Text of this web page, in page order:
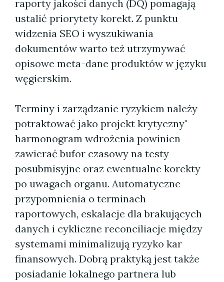
raporty jakości danych (DQ) pomagają
ustalić priorytety korekt. Z punktu
widzenia SEO i wyszukiwania
dokumentów warto też utrzymywać
opisowe meta-dane produktów w języku
węgierskim.
Terminy i zarządzanie ryzykiem należy
potraktować jako projekt krytyczny"
harmonogram wdrożenia powinien
zawierać bufor czasowy na testy
posubmisyjne oraz ewentualne korekty
po uwagach organu. Automatyczne
przypomnienia o terminach
raportowych, eskalacje dla brakujących
danych i cykliczne reconciliacje między
systemami minimalizują ryzyko kar
finansowych. Dobrą praktyką jest także
posiadanie lokalnego partnera lub